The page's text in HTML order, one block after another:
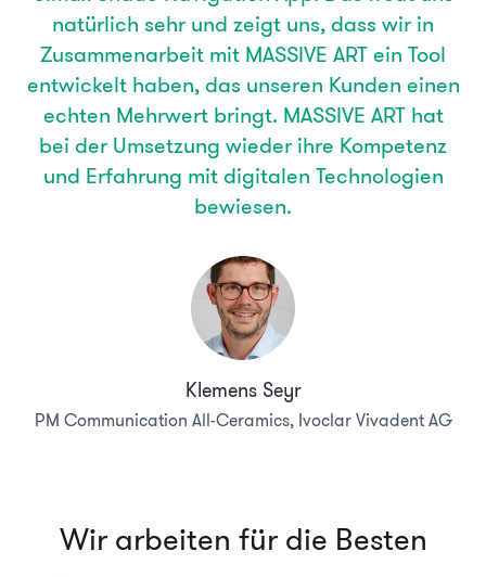
natürlich sehr und zeigt uns, dass wir in
Zusammenarbeit mit MASSIVE ART ein Tool
entwickelt haben, das unseren Kunden einen
echten Mehrwert bringt. MASSIVE ART hat
bei der Umsetzung wieder ihre Kompetenz
und Erfahrung mit digitalen Technologien
bewiesen.
Klemens Seyr
PM Communication All-Ceramics, Ivoclar Vivadent AG
Wir arbeiten für die Besten